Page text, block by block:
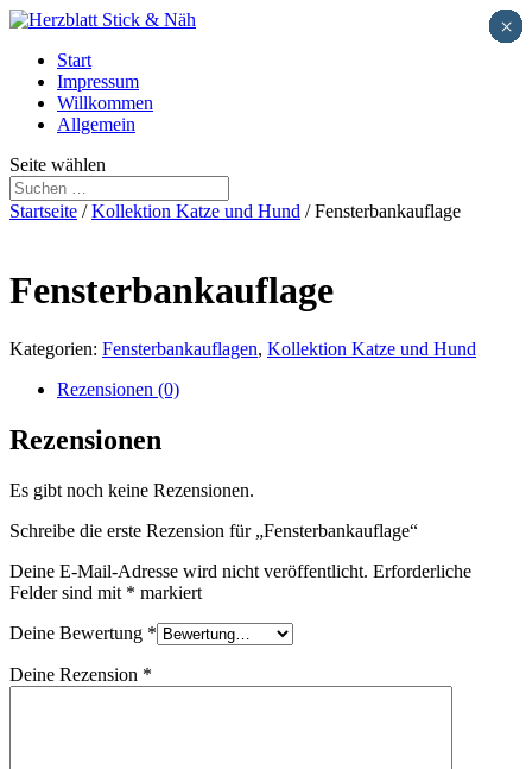
Start
Impressum
Willkommen
Allgemein
Seite wählen
Startseite /Kollektion Katze und Hund / Fensterbankauflage
Fensterbankauflage
Kategorien: Fensterbankauflagen, Kollektion Katze und Hund
Rezensionen (0)
Rezensionen
Es gibt noch keine Rezensionen.
Schreibe die erste Rezension für „Fensterbankauflage“
Deine E-Mail-Adresse wird nicht veröffentlicht. Erforderliche
Felder sind mit * markiert
Deine Bewertung *
Deine Rezension *
×
×
×
×
×
×
×
×
×
×
×
×
×
×
×
×
×
×
×
×
×
×
×
×
×
×
×
×
×
×
×
×
×
×
×
×
×
×
×
×
×
×
×
×
×
×
×
×
×
×
×
×
×
×
×
×
×